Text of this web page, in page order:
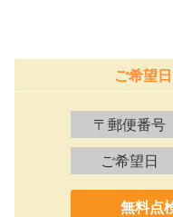
ご希望
〒郵便番号
ご希望日